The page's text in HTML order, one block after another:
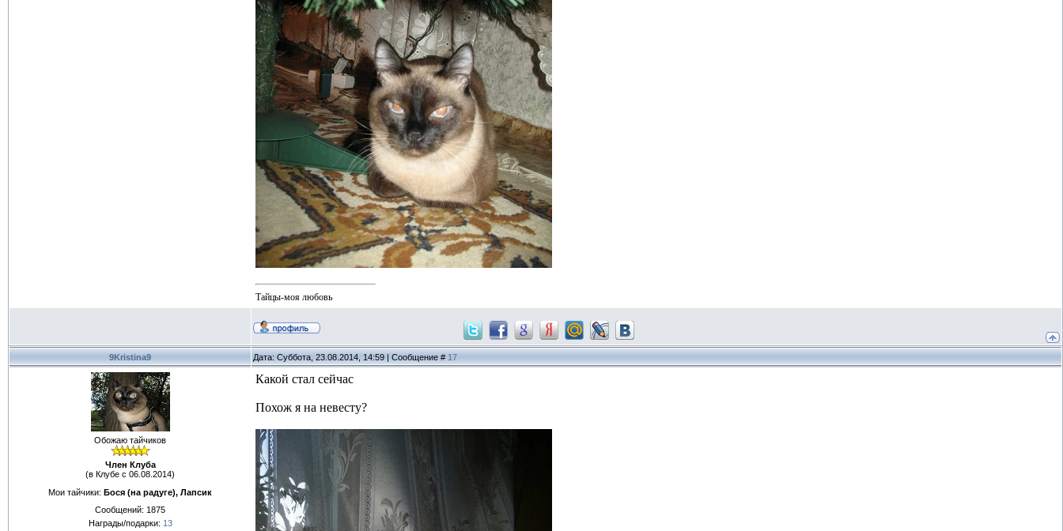
Тайцы-моя любовь
9Kristina9 Дата: Суббота, 23.08.2014, 14:59 | Сообщение # 17
Обожаю тайчиков
Член Клуба
(в Клубе с 06.08.2014)
Мои тайчики: Бося (на радуге), Лапсик
Сообщений: 1875
Награды/подарки: 13
Какой стал сейчас
Похож я на невесту?